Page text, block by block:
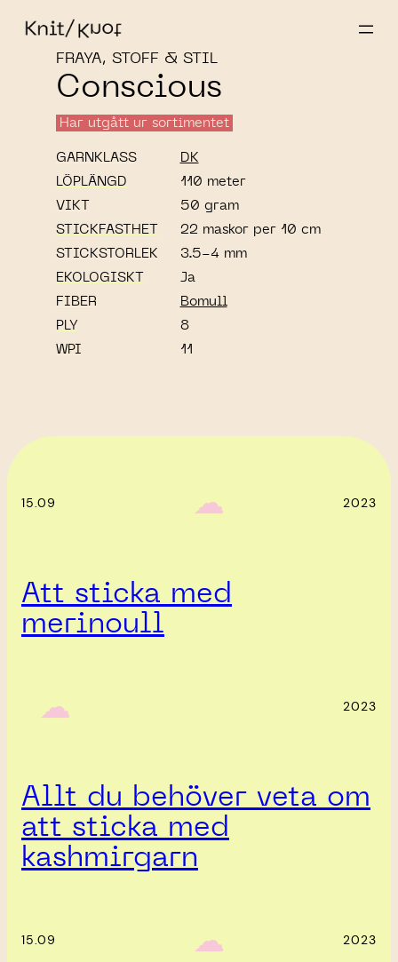
FRAYA, STOFF & STIL
Conscious
Har utgått ur sortimentet
GARNKLASS
DK
LÖPLÄNGD
110 meter
VIKT
50 gram
STICKFASTHET
22 maskor per 10 cm
STICKSTORLEK
3.5-4 mm
EKOLOGISKT
Ja
FIBER
Bomull
PLY
8
WPI
11
15.09 ‎ ‎‎ ☁︎‎‎ 2023
Att sticka med
merinoull
‎ ‎‎ ☁︎‎‎ 2023
Allt du behöver veta om
att sticka med
kashmirgarn
15.09 ‎ ‎‎ ☁︎‎‎ 2023